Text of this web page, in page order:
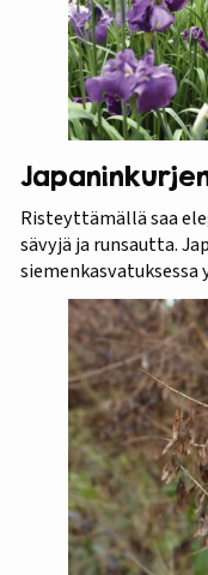
Risteyttämällä saa
sävyjä ja runsautta.